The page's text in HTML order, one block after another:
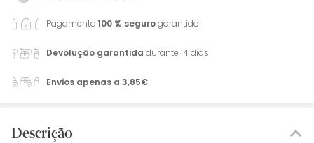
Pagamento100 % segurogarantido
Devolução garantida durante 14 dias
Envios apenas a 3,85€
Descrição